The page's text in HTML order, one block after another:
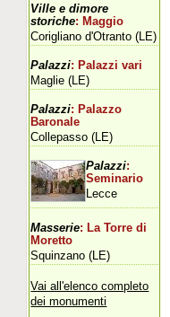
Ville e dimore
storiche: Maggio
Corigliano d'Otranto (LE)
Palazzi: Palazzi vari
Maglie (LE)
Palazzi: Palazzo
Baronale
Collepasso (LE)
Palazzi:
Seminario
Lecce
Masserie: La Torre di
Moretto
Squinzano (LE)
Vai all'elenco completo
dei monumenti